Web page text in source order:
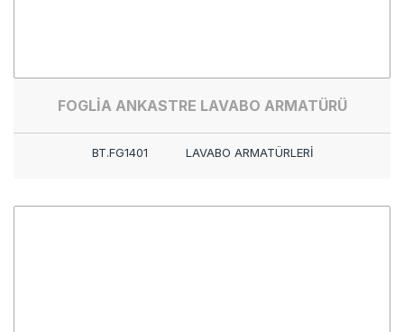
FOGLİA ANKASTRE LAVABO ARMATÜRÜ
BT.FG1401 LAVABO ARMATÜRLERİ